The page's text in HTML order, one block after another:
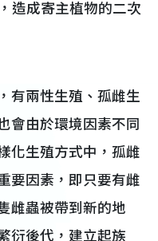
造成寄主植物的二次
兩性生殖、孤雌生
會由於環境因素不同
化生殖方式中，孤雌
要因素，即只要有雌
雌蟲被帶到新的地
衍後代，建立起族